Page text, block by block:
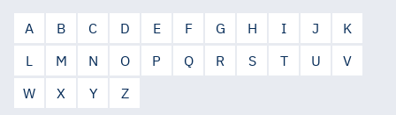
A B C D E F G H I J
K
L
M N O P Q R S T U
V
W
X Y Z